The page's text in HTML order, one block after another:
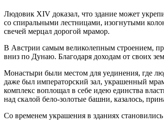
Людовик XIV доказал, что здание может
со спиральны­ми лестницами, изогнутыми
свечей мерцал дорогой мрамор.
В Австрии самым великолепным строением,
вниз по Дунаю. Благодаря доходам от сво­их
Монастыри были местом для уединения, где
даже был императорский зал, украшенный
комплекс воплощал в себе идею единства
над скалой бело-золотые башни, казалось,
Со временем украшения в зданиях